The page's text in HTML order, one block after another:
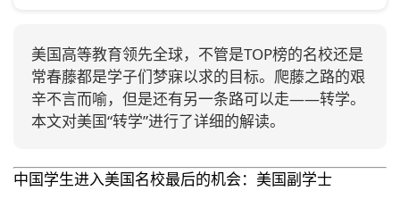
美国高等教育领先全球，不管是TOP榜的名校还是
常春藤都是学子们梦寐以求的目标。爬藤之路的艰
辛不言而喻，但是还有另一条路可以走——转学。
本文对美国“转学”进行了详细的解读。
中国学生进入美国名校最后的机会：美国副学士